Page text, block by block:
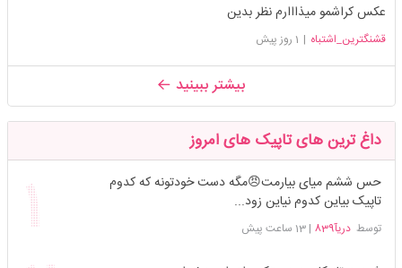
عکس کراشمو میذااارم نظر بدین
قشنگترین_اشتباه | 1 روز پیش
بیشتر ببینید
داغ ترین های تاپیک های امروز
حس ششم میای بیارمت😠مگه دست خودتونه که کدوم
تاپیک بیاین کدوم نیاین زود...
توسطدریآ839 |13 ساعت پیش